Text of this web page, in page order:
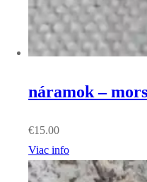
náramok –
€15.00
Viac info